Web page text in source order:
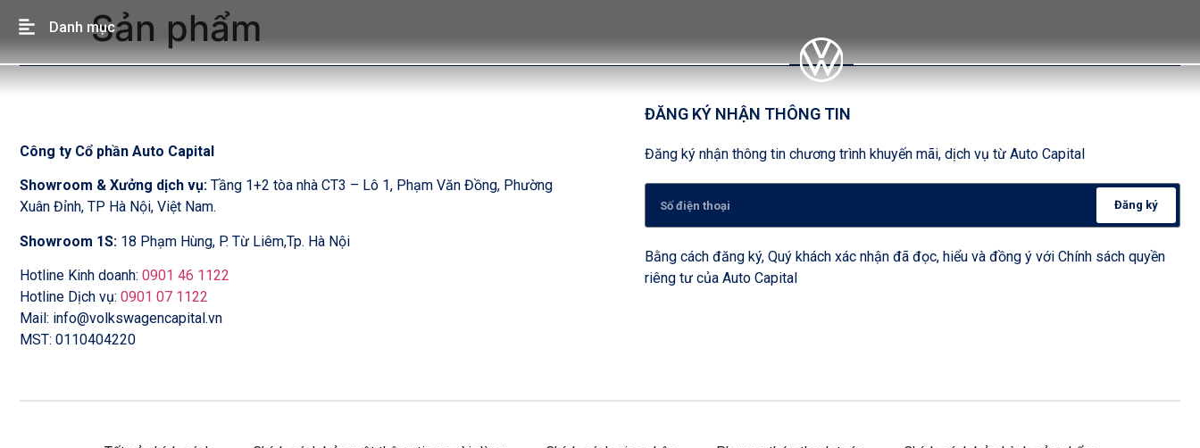
Danh mụcSản phẩm
Công ty Cổ phần Auto Capital
Showroom & Xưởng dịch vụ: Tầng 1+2 tòa nhà CT3 – Lô 1, Phạm Văn Đồng, Phường
Xuân Đỉnh, TP Hà Nội, Việt Nam.
Showroom 1S: 18 Phạm Hùng, P. Từ Liêm,Tp. Hà Nội
Hotline Kinh doanh: 0901 46 1122
Hotline Dịch vụ: 0901 07 1122
Mail: info@volkswagencapital.vn
MST: 0110404220
ĐĂNG KÝ NHẬN THÔNG TIN
Đăng ký nhận thông tin chương trình khuyến mãi, dịch vụ từ Auto Capital
Đăng ký
Bằng cách đăng ký, Quý khách xác nhận đã đọc, hiểu và đồng ý với Chính sách quyền
riêng tư của Auto Capital